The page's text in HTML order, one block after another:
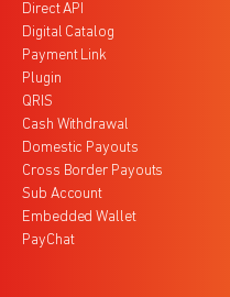
Direct API
Digital Catalog
Payment Link
Plugin
QRIS
Cash Withdrawal
Domestic Payouts
Cross Border Payouts
Sub Account
Embedded Wallet
PayChat